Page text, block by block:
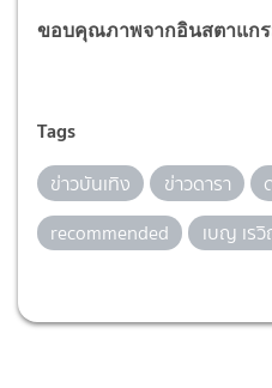
ขอบคุณภาพจากอินสตาแก
Tags
ข่าวบันเทิง ข่าวดารา
recommended
เบญ เร